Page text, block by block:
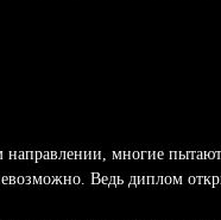
многие
Ведь диплом